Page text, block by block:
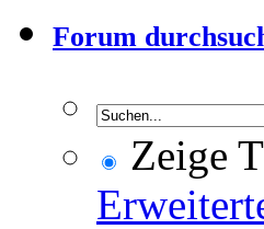
Forum
Zeige